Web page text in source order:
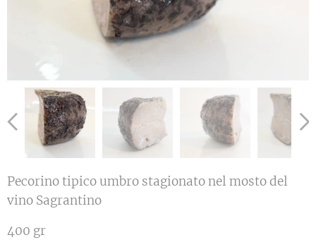
Pecorino tipico umbro stagionato nel mosto del
vino Sagrantino
400 gr